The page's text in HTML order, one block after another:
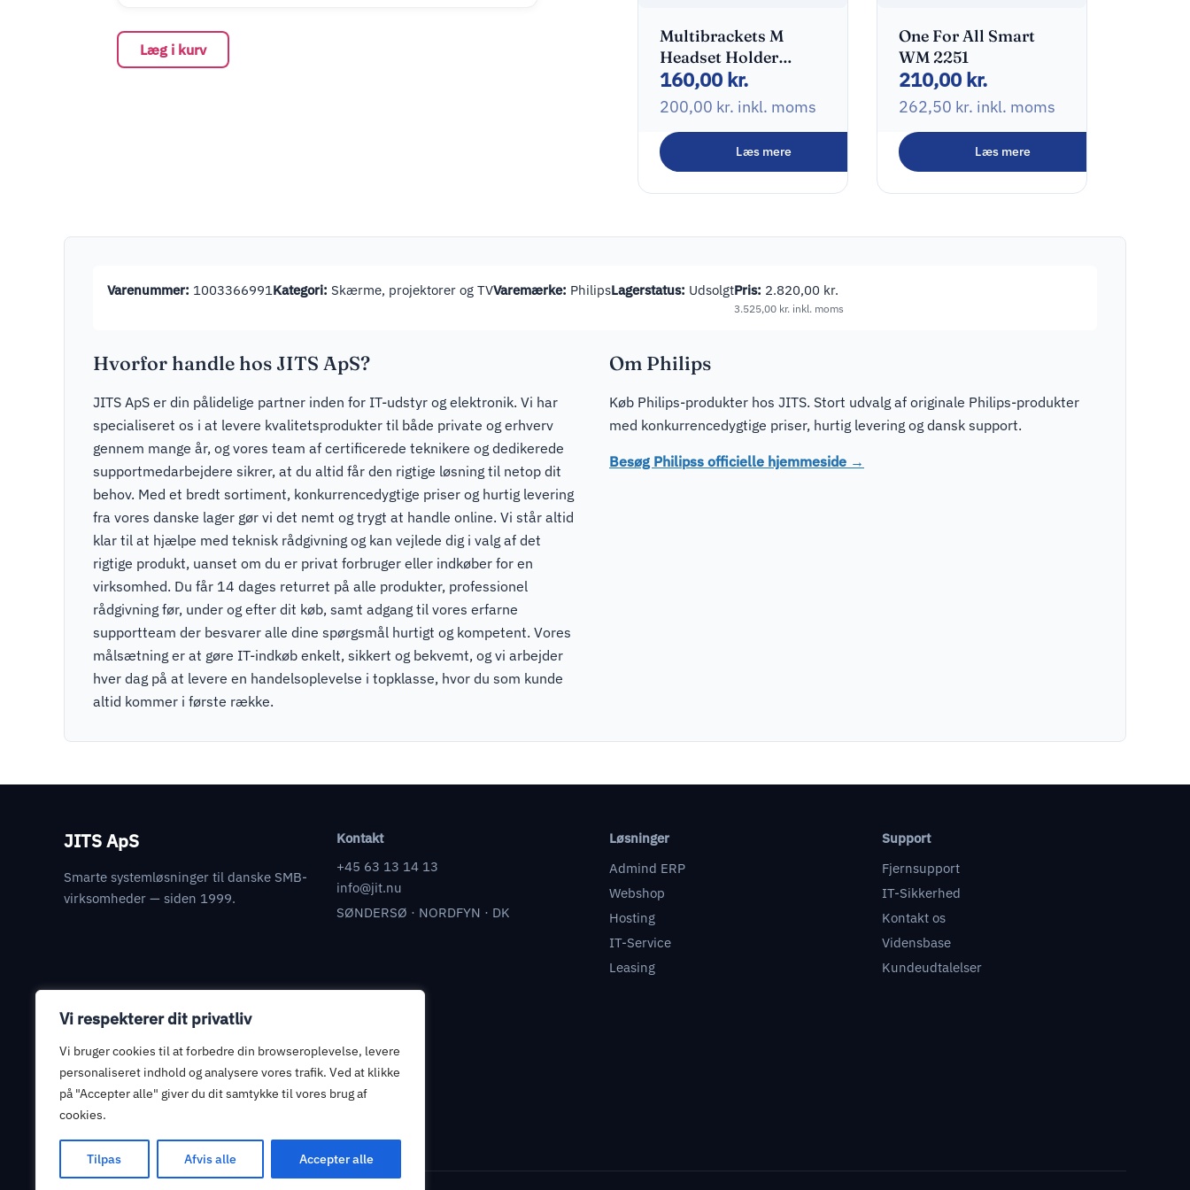
Vi respekterer dit privatliv
Vi bruger cookies til at forbedre din browseroplevelse, levere
personaliseret indhold og analysere vores trafik. Ved at klikke
på "Accepter alle" giver du dit samtykke til vores brug af
cookies.
Tilpas Afvis alle Accepter alle
Læg i kurv
Multibrackets M
Headset Holder
Monteringssæt
Hovedtelefoner /
headsets
160,00 kr.
200,00 kr. inkl. moms
Læs mere
One For All Smart
WM 2251
210,00 kr.
262,50 kr. inkl. moms
Læs mere
Varenummer: 1003366991Kategori: Skærme, projektorer og TVVaremærke: PhilipsLagerstatus: UdsolgtPris: 2.820,00 kr.
3.525,00 kr. inkl. moms
Hvorfor handle hos JITS ApS?
JITS ApS er din pålidelige partner inden for IT-udstyr og elektronik. Vi har
specialiseret os i at levere kvalitetsprodukter til både private og erhverv
gennem mange år, og vores team af certificerede teknikere og dedikerede
supportmedarbejdere sikrer, at du altid får den rigtige løsning til netop dit
behov. Med et bredt sortiment, konkurrencedygtige priser og hurtig levering
fra vores danske lager gør vi det nemt og trygt at handle online. Vi står altid
klar til at hjælpe med teknisk rådgivning og kan vejlede dig i valg af det
rigtige produkt, uanset om du er privat forbruger eller indkøber for en
virksomhed. Du får 14 dages returret på alle produkter, professionel
rådgivning før, under og efter dit køb, samt adgang til vores erfarne
supportteam der besvarer alle dine spørgsmål hurtigt og kompetent. Vores
målsætning er at gøre IT-indkøb enkelt, sikkert og bekvemt, og vi arbejder
hver dag på at levere en handelsoplevelse i topklasse, hvor du som kunde
altid kommer i første række.
Om Philips
Køb Philips-produkter hos JITS. Stort udvalg af originale Philips-produkter
med konkurrencedygtige priser, hurtig levering og dansk support.
Besøg Philipss officielle hjemmeside →
JITS ApS
Smarte systemløsninger til danske SMB-
virksomheder — siden 1999.
Kontakt
+45 63 13 14 13
info@jit.nu
SØNDERSØ · NORDFYN · DK
Løsninger
Admind ERP
Webshop
Hosting
IT-Service
Leasing
Support
Fjernsupport
IT-Sikkerhed
Kontakt os
Vidensbase
Kundeudtalelser
Juridisk
Databehandleraftale
Informationssikkerhed
Privatlivspolitik
Handelsbetingelser